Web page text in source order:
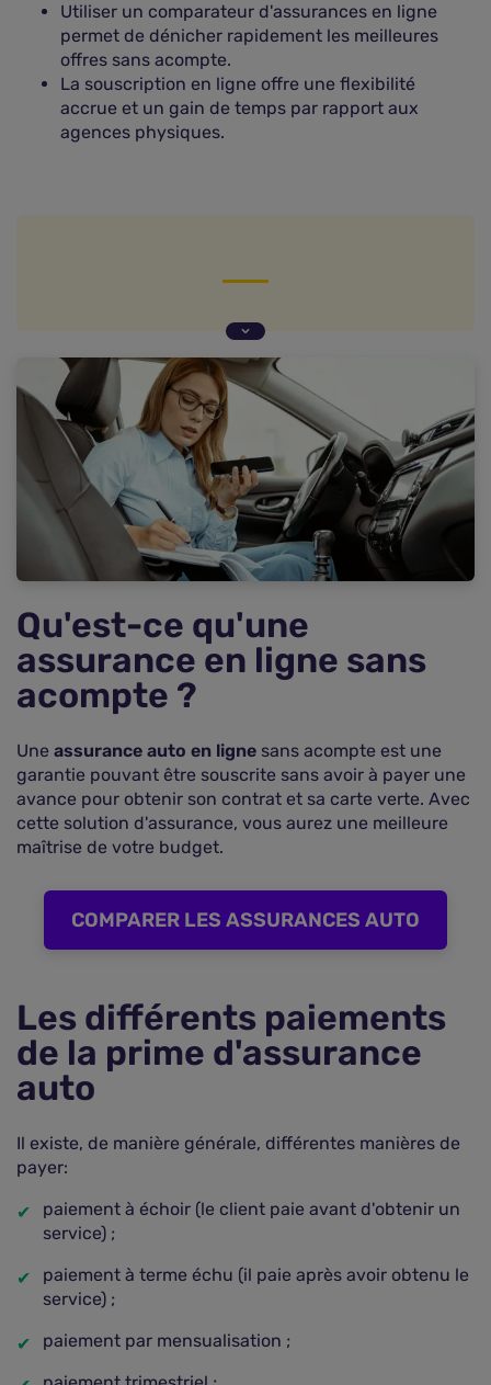
Utiliser un comparateur d'assurances en ligne
permet de dénicher rapidement les meilleures
offres sans acompte.
La souscription en ligne offre une flexibilité
accrue et un gain de temps par rapport aux
agences physiques.
Les différents paiements de la prime d'assurance
auto
Pourquoi souscrire une assurance en ligne sans
paiement immédiat ?
Les avantages et inconvénients de l'assurance
auto sans acompte
Quelles garanties pour une assurance auto sans
paiement immédiat ?
Quel est le prix de l'assurance auto immédiate ?
Une assurance en ligne pour gagner du temps
Comparer pour trouver une assurance en ligne
sans acompte pas chère
Questions fréquentes sur l'assurance auto en
ligne sans versement immédiat
Qu'est-ce qu'une
assurance en ligne sans
acompte ?
Une assurance auto en ligne sans acompte est une
garantie pouvant être souscrite sans avoir à payer une
avance pour obtenir son contrat et sa carte verte. Avec
cette solution d'assurance, vous aurez une meilleure
maîtrise de votre budget.
COMPARER LES ASSURANCES AUTO
Les différents paiements
de la prime d'assurance
auto
Il existe, de manière générale, différentes manières de
payer:
paiement à échoir (le client paie avant d'obtenir un
service) ;
paiement à terme échu (il paie après avoir obtenu le
service) ;
paiement par mensualisation ;